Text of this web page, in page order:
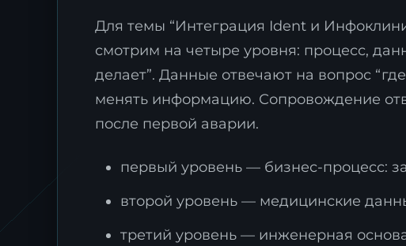
Для темы “Интеграция Ident и
смотрим на четыре уровня: процесс,
делает”. Данные отвечают на вопрос
менять информацию. Сопровождение
после первой аварии.
первый уровень — бизнес-процесс:
второй уровень — медицинские
третий уровень — инженерная